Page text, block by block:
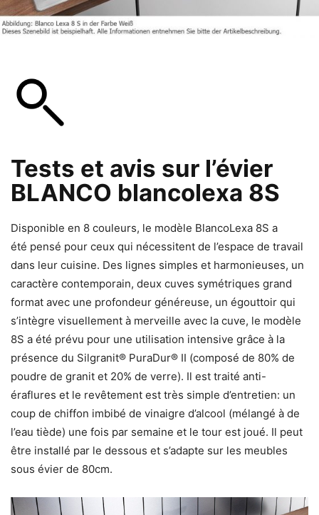
Tests et avis sur l’évier
BLANCO blancolexa 8S
Disponible en 8 couleurs, le modèle BlancoLexa 8S a
été pensé pour ceux qui nécessitent de l’espace de travail
dans leur cuisine. Des lignes simples et harmonieuses, un
caractère contemporain, deux cuves symétriques grand
format avec une profondeur généreuse, un égouttoir qui
s’intègre visuellement à merveille avec la cuve, le modèle
8S a été prévu pour une utilisation intensive grâce à la
présence du Silgranit® PuraDur® II (composé de 80% de
poudre de granit et 20% de verre). Il est traité anti-
éraflures et le revêtement est très simple d’entretien: un
coup de chiffon imbibé de vinaigre d’alcool (mélangé à de
l’eau tiède) une fois par semaine et le tour est joué. Il peut
être installé par le dessous et s’adapte sur les meubles
sous évier de 80cm.